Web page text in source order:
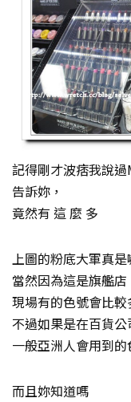
記得剛才波痞我說
告訴妳，
竟然有 這 麼 多
上圖的粉底大軍真是
當然因為這是旗艦店
現場有的色號會比較
不過如果是在百貨
一般亞洲人會用到的
而且妳知道嗎